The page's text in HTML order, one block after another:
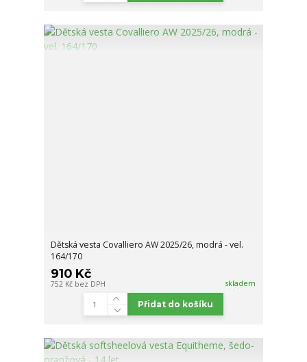
Dětská vesta Covalliero AW 2025/26, modrá - vel.
164/170
910 Kč
752 Kč bez DPH skladem
Přidat do košíku